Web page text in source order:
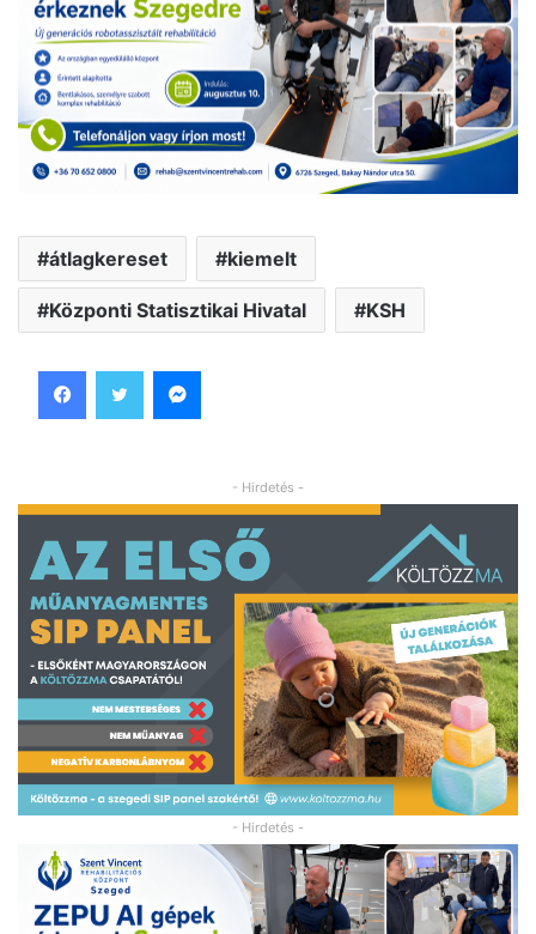
átlagkereset kiemelt
Központi Statisztikai Hivatal KSH
- Hirdetés -
- Hirdetés -